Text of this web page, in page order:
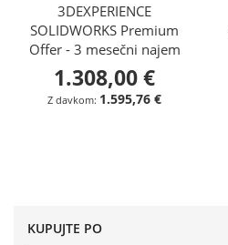
3DEXPERIENCE
SOLIDWORKS Premium
Offer - 3 mesečni najem
1.308,00 €
1.595,76 €
KUPUJTE PO